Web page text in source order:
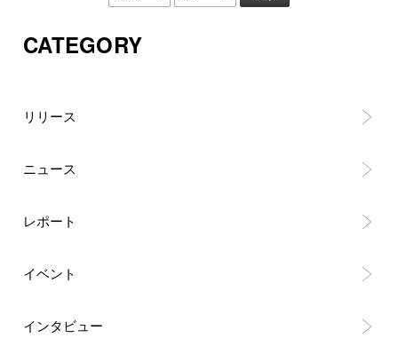
CATEGORY
リリース
ニュース
レポート
イベント
インタビュー